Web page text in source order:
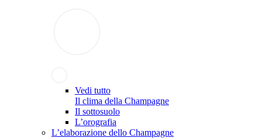
Vedi tutto
Il clima della Champagne
Il sottosuolo
L’orografia
L’elaborazione dello Champagne